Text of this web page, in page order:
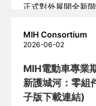
正式對外展開全新
AI」為核心聚焦領
算、智慧硬體與軟
MIH Consortium
2026-06-02
MIH電動車專業
新護城河：零組
子版下載連結)